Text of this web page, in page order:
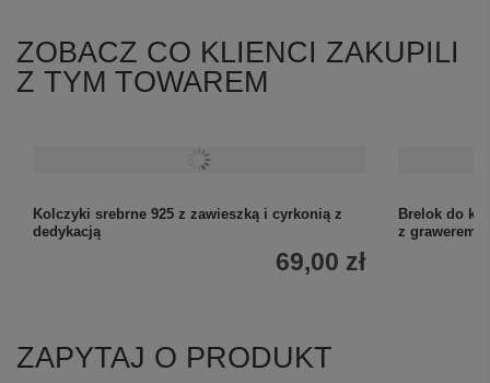
ZOBACZ CO KLIENCI ZAKUPILI
Z TYM TOWAREM
Kolczyki srebrne 925 z zawieszką i cyrkonią z
dedykacją
69,00 zł
Brelok do
z grawerem
ZAPYTAJ O PRODUKT